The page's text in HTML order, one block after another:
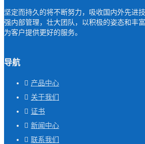
坚定而持久的将不断努力，吸收国内外先进
强内部管理，壮大团队，以积极的姿态和丰
为客户提供更好的服务。
导航
产品中心
关于我们
证书
新闻中心
联系我们